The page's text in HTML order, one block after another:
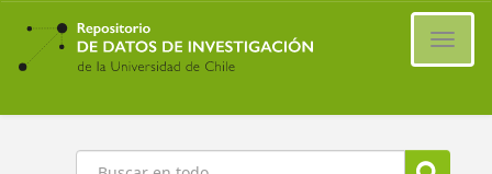
Ir
contenido
principal
Buscar